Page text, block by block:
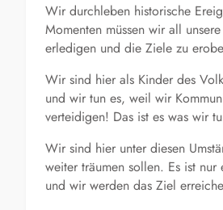
Wir durchleben historische
Momenten müssen wir all
erledigen und die Ziele zu
Wir sind hier als Kinder des
und wir tun es, weil wir
verteidigen! Das ist es was wir
Wir sind hier unter diesen
weiter träumen sollen. Es ist
und wir werden das Ziel